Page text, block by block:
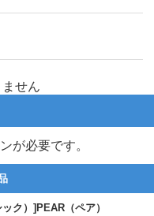
せん
が必要です。
ク）]PEAR（ペア）